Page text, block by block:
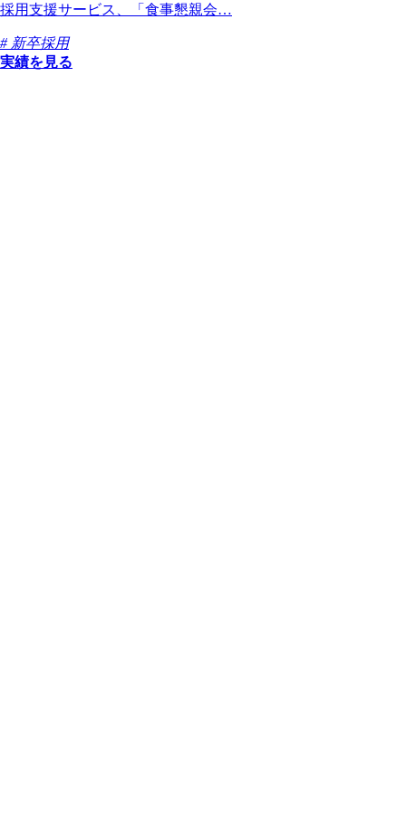
採用支援サービス、「食事懇親会…
# 新卒採用
実績を見る